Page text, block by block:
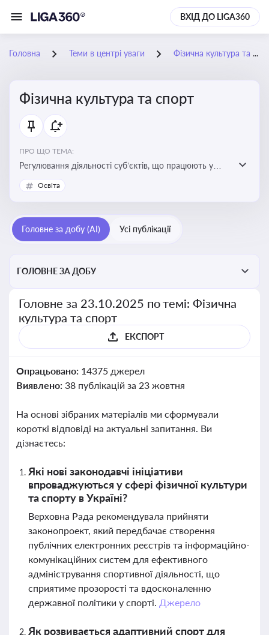
ВХІД ДО LIGA360
Головна Теми в центрі уваги Фізична культура та спорт
Фізична культура та спорт
ПРО ЩО ТЕМА:
Регулювання діяльності суб’єктів, що працюють у
сфері фізичної культури та спорту, включаючи
оздоровлення населення, професійний і аматорський
потенціалу, соціального захисту та ефективної
реалізації державної політики у цій галузі
Освіта
Головне за добу (AI) Усі публікації
ГОЛОВНЕ ЗА ДОБУ
Головне за 23.10.2025 по темі: Фізична
культура та спорт
ЕКСПОРТ
Опрацьовано: 14375 джерел
Виявлено: 38 публікацій за 23 жовтня
На основі зібраних матеріалів ми сформували
короткі відповіді на актуальні запитання. Ви
дізнаєтесь:
Які нові законодавчі ініціативи
впроваджуються у сфері фізичної культури
та спорту в Україні?
Верховна Рада рекомендувала прийняти
законопроект, який передбачає створення
публічних електронних реєстрів та інформаційно-
комунікаційних систем для ефективного
адміністрування спортивної діяльності, що
сприятиме прозорості та вдосконаленню
державної політики у спорті. Джерело
Як розвивається адаптивний спорт для